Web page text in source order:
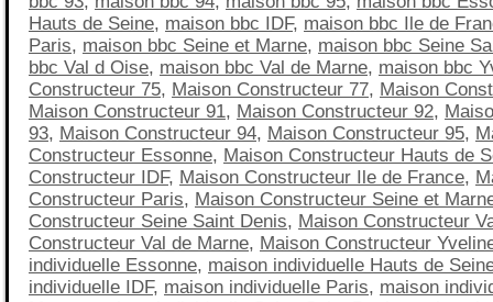
Hauts de Seine, maison bbc IDF, maison bbc Ile de
Paris, maison bbc Seine et Marne, maison bbc Seine
bbc Val d Oise, maison bbc Val de Marne, maison bbc
Constructeur 75, Maison Constructeur 77, Maison
Maison Constructeur 91, Maison Constructeur 92,
93, Maison Constructeur 94, Maison Constructeur 95,
Constructeur Essonne, Maison Constructeur Hauts de
Constructeur IDF, Maison Constructeur Ile de France,
Constructeur Paris, Maison Constructeur Seine et
Constructeur Seine Saint Denis, Maison Constructeur
Constructeur Val de Marne, Maison Constructeur
individuelle Essonne, maison individuelle Hauts de
individuelle IDF, maison individuelle Paris, maison